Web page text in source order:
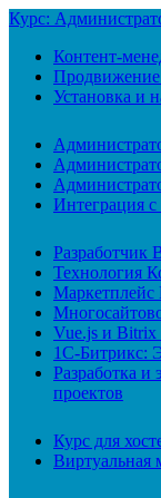
Курс:
Контент-
Продвижение
Установка и
Интеграция
Разработчик
Технология
Маркетплейс
Vue.js и Bitrix
1С-Битрикс:
Разработка и
проектов
Курс для